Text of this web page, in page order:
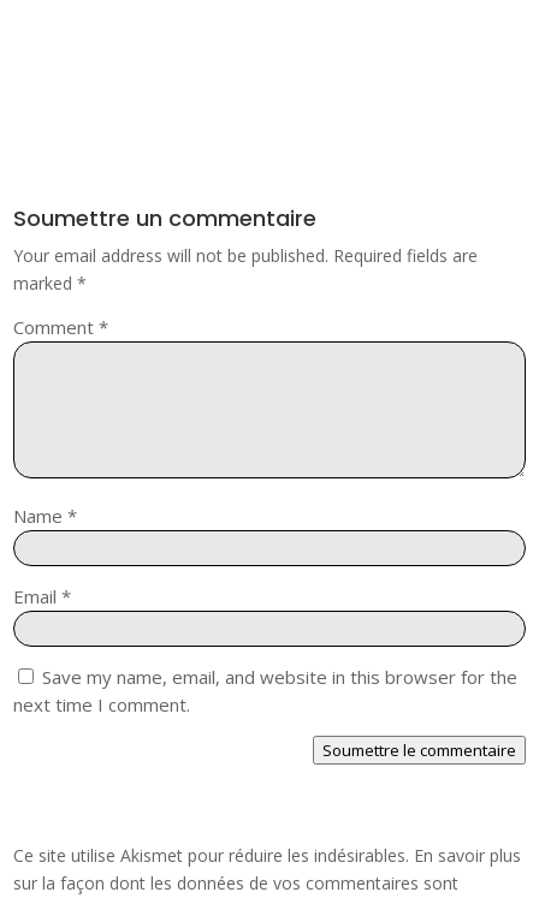
Soumettre un commentaire
Your email address will not be published. Required fields are
marked*
Comment*
Name*
Email*
Save my name, email, and website in this browser for the
next time I comment.
Soumettre le commentaire
Ce site utilise Akismet pour réduire les indésirables. En savoir plus
sur la façon dont les données de vos commentaires sont